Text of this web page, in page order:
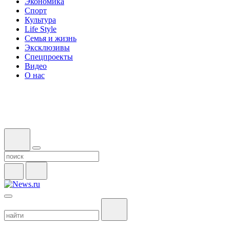
Спорт
Культура
Life Style
Семья и жизнь
Эксклюзивы
Спецпроекты
Видео
О нас